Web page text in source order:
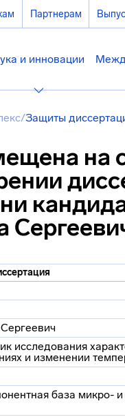
Партнерам
и инновации
/Защиты
исследования
и изменении
база микро-